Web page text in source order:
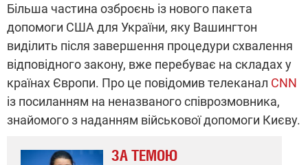
Більша частина озброєнь із нового пакета
допомоги США для України, яку Вашингтон
виділить після завершення процедури схвалення
відповідного закону, вже перебуває на складах у
країнах Європи. Про це повідомив телеканал CNN
із посиланням на неназваного співрозмовника,
знайомого з наданням військової допомоги Києву.
ЗА ТЕМОЮ